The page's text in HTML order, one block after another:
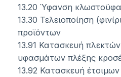
13.20 Ύφανση
13.30 Τελειοποίηση
προϊόντων
13.91 Κατασκευή
υφασμάτων πλέξης
13.92 Κατασκευή έτοιμων